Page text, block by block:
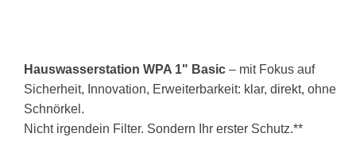
Hauswasserstation WPA 1" Basic – mit Fokus auf
Sicherheit, Innovation, Erweiterbarkeit: klar, direkt, ohne
Schnörkel.
Nicht irgendein Filter. Sondern Ihr erster Schutz.**